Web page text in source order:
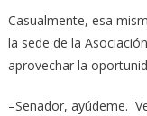
Casualmente, esa
la sede de la
aprovechar la
–Senador, ayúdeme.